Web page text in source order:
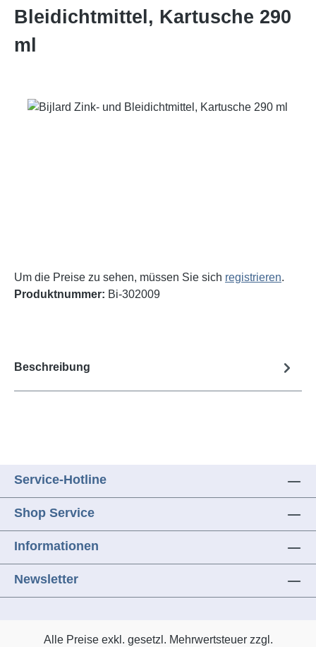
Bleidichtmittel, Kartusche 290
ml
Bildergalerie überspringen
Um die Preise zu sehen, müssen Sie sich registrieren.
Produktnummer: Bi-302009
Beschreibung
Service-Hotline
Shop Service
Informationen
Newsletter
Alle Preise exkl. gesetzl. Mehrwertsteuer zzgl.